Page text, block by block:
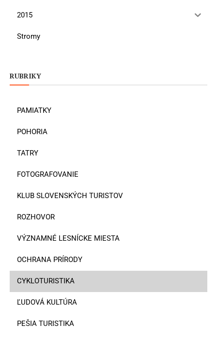
2015
Stromy
RUBRIKY
PAMIATKY
POHORIA
TATRY
FOTOGRAFOVANIE
KLUB SLOVENSKÝCH TURISTOV
ROZHOVOR
VÝZNAMNÉ LESNÍCKE MIESTA
OCHRANA PRÍRODY
CYKLOTURISTIKA
ĽUDOVÁ KULTÚRA
PEŠIA TURISTIKA